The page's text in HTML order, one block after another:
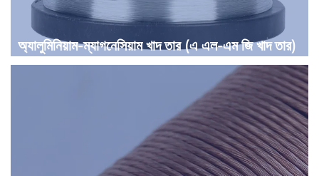
অ্যালুমিনিয়াম-ম্যাগনেসিয়াম খাদ তার (এ এল-এম জি খাদ তার)